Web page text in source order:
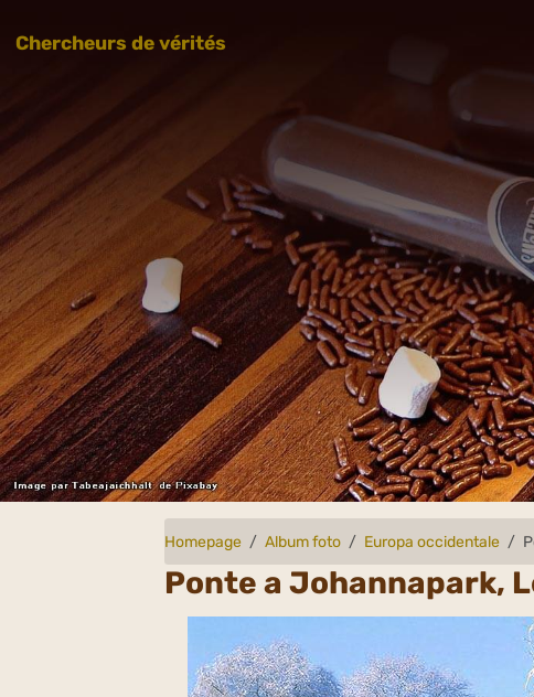
Chercheurs de vérités
Homepage Album foto Europa occidentale
Ponte a Johannapark,